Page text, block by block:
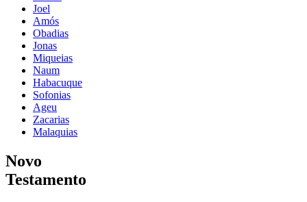
Joel
Amós
Obadias
Jonas
Miqueias
Naum
Habacuque
Sofonias
Ageu
Zacarias
Malaquias
Novo
Testamento